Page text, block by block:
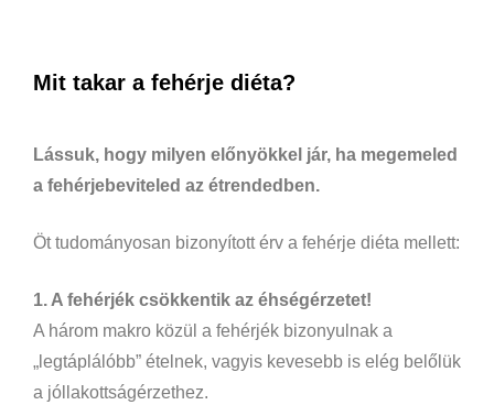
Mit takar a fehérje diéta?
Lássuk, hogy milyen előnyökkel jár, ha megemeled
a fehérjebeviteled az étrendedben.
Öt tudományosan bizonyított érv a fehérje diéta mellett:
1. A fehérjék csökkentik az éhségérzetet!
A három makro közül a fehérjék bizonyulnak a
„legtáplálóbb” ételnek, vagyis kevesebb is elég belőlük
a jóllakottságérzethez.